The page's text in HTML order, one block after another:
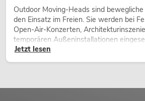
Outdoor Moving-Heads sind
den Einsatz im Freien. Sie werden bei
Open-Air-Konzerten,
temporären Außeninstallationen
Jetzt lesen